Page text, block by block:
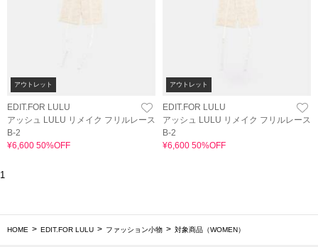
アウトレット
EDIT.FOR LULU
アッシュ LULU リメイク フリルレース
B-2
¥6,600 50%OFF
アウトレット
EDIT.FOR LULU
アッシュ LULU リメイク フリルレース
B-2
¥6,600 50%OFF
1
HOME EDIT.FOR LULU ファッション小物 対象商品（WOMEN）